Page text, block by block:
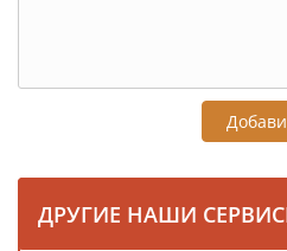
ДРУГИЕ НАШИ